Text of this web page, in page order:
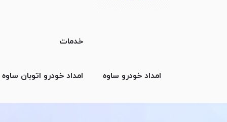
امداد خودرو ساوه
خدمات
امداد خودرو اتوبان ساوه